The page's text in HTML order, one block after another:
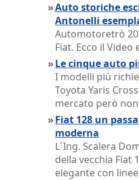
»Auto storiche
Antonelli
Automotoretrò
Fiat. Ecco il
»Le cinque auto
I modelli più
Toyota Yaris
mercato però
»Fiat 128 un
moderna
L´Ing. Scalera
della vecchia Fiat
elegante con